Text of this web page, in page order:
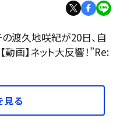
渡久地咲紀が20日、自
動画】ネット大反響！”Re:
見る